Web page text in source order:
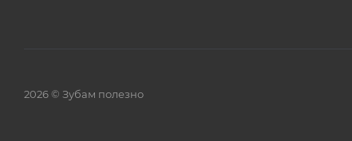
2026 © Зубам полезно